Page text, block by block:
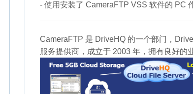
- 使用安装了 CameraFTP VSS 软件的 PC
CameraFTP 是 DriveHQ 的一个部门，
服务提供商，成立于 2003 年，拥有良好的